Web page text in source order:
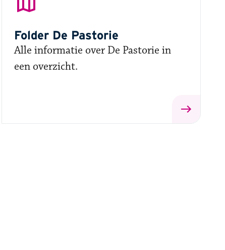
Folder De Pastorie
Alle informatie over De Pastorie in
een overzicht.